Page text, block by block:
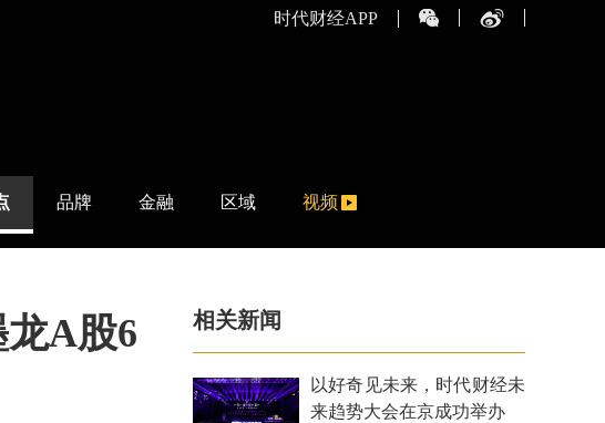
时代财经APP
品牌 金融 区域 视频
A股6
相关新闻
以好奇见未来，时代财经未
来趋势大会在京成功举办